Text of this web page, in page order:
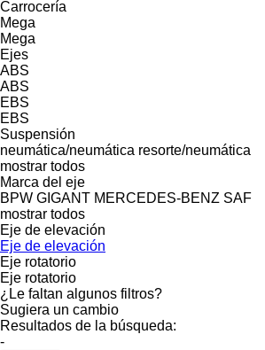
Carrocería
Mega
Mega
Ejes
ABS
ABS
EBS
EBS
Suspensión
neumática/neumática resorte/neumática
mostrar todos
Marca del eje
BPW GIGANT MERCEDES-BENZ SAF
mostrar todos
Eje de elevación
Eje de elevación
Eje rotatorio
Eje rotatorio
¿Le faltan algunos filtros?
Sugiera un cambio
Resultados de la búsqueda:
-